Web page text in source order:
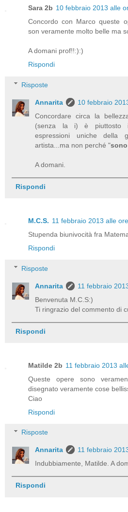
Sara 2b 10 febbraio 2013 alle
Concordo con Marco queste
son veramente molto belle ma
A domani prof!!:):)
Rispondi
Risposte
Annarita
10 febbraio
Concordare circa la
(senza la i) è piuttosto
espressioni uniche della
artista...ma non perché "
A domani.
Rispondi
M.C.S. 11 febbraio 2013 alle
Stupenda biunivocità fra
Rispondi
Risposte
Annarita
11 febbraio
Benvenuta M.C.S:)
Ti ringrazio del commento di
Rispondi
Matilde 2b 11 febbraio 2013
Queste opere sono
disegnato veramente cose
Ciao
Rispondi
Risposte
Annarita
11 febbraio
Indubbiamente, Matilde. A
Rispondi